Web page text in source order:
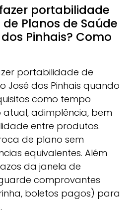
portabilidade
Planos de Saúde
Pinhais? Como
portabilidade de
José dos Pinhais quando
como tempo
adimplência, bem
entre produtos.
de plano sem
equivalentes. Além
da janela de
comprovantes
boletos pagos) para